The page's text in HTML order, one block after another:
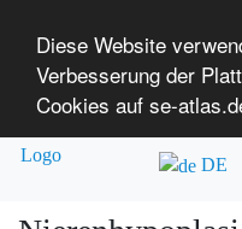
Diese Website
Verbesserung der
Cookies auf se-
SE-ATLAS
Überblick
DE